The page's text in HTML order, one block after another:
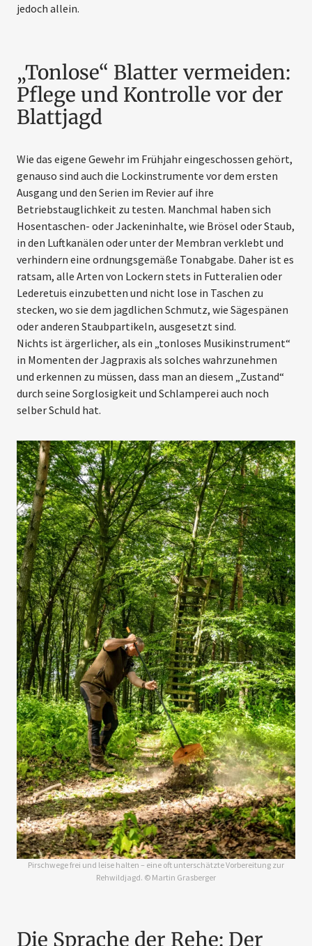
jedoch allein.
„Tonlose“ Blatter vermeiden:
Pflege und Kontrolle vor der
Blattjagd
Wie das eigene Gewehr im Frühjahr eingeschossen gehört,
genauso sind auch die Lockinstrumente vor dem ersten
Ausgang und den Serien im Revier auf ihre
Betriebstauglichkeit zu testen. Manchmal haben sich
Hosentaschen- oder Jackeninhalte, wie Brösel oder Staub,
in den Luftkanälen oder unter der Membran verklebt und
verhindern eine ordnungsgemäße Tonabgabe. Daher ist es
ratsam, alle Arten von Lockern stets in Futteralien oder
Lederetuis einzubetten und nicht lose in Taschen zu
stecken, wo sie dem jagdlichen Schmutz, wie Sägespänen
oder anderen Staubpartikeln, ausgesetzt sind.
Nichts ist ärgerlicher, als ein „tonloses Musikinstrument“
in Momenten der Jagpraxis als solches wahrzunehmen
und erkennen zu müssen, dass man an diesem „Zustand“
durch seine Sorg­losigkeit und Schlamperei auch noch
selber Schuld hat.
Pirschwege frei und leise halten – eine oft unterschätzte Vorbereitung zur
Rehwildjagd. © Martin Grasberger
Die Sprache der Rehe: Der